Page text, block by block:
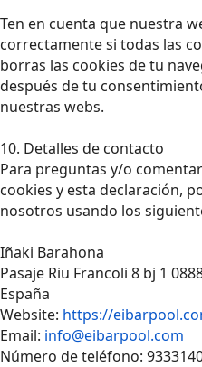
Ten en cuenta que nuestra
correctamente si todas las
borras las cookies de tu
después de tu
nuestras webs.
10. Detalles de contacto
Para preguntas y/o
cookies y esta declaración,
nosotros usando los
Iñaki Barahona
Pasaje Riu Francoli 8 bj 1
España
Website: https://
Email: info@eibarpool.com
Número de teléfono: